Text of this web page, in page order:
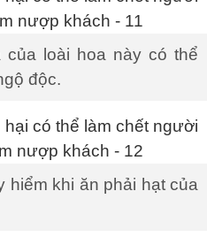
loài hoa này có thể
độc.
hiểm khi ăn phải hạt của